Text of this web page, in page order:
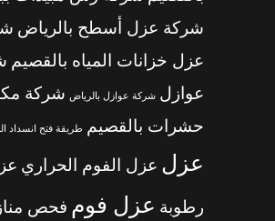
شركة عزل أسطح بالرياض
عزل خزانات المياه بالقصيم
عوازل شركة عوازل بالرياض شركة
حشرات بالقصيم
طريقة فتح انسداد
عزل عزل الفوم الحراري
رطوبة عزل فوم فحص